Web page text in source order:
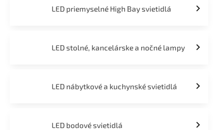
LED priemyselné High Bay svietidlá
LED stolné, kancelárske a nočné lampy
LED nábytkové a kuchynské svietidlá
LED bodové svietidlá